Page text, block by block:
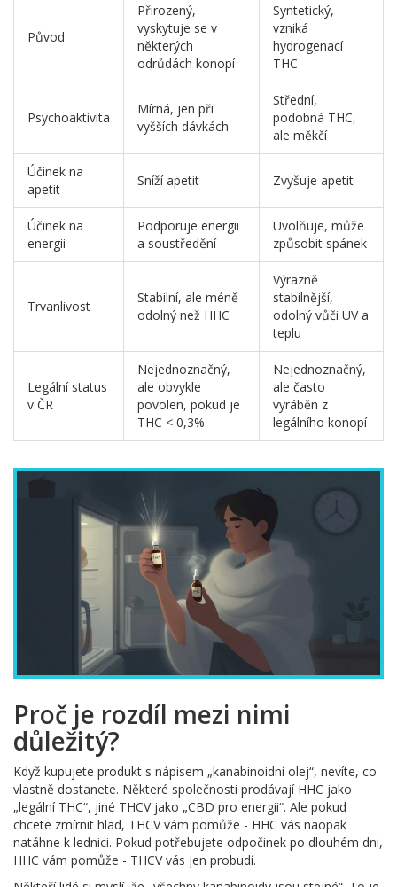
Původ
Přirozený,
vyskytuje se v
některých
odrůdách konopí
Syntetický,
vzniká
hydrogenací
THC
Psychoaktivita
Mírná, jen při
vyšších dávkách
Střední,
podobná THC,
ale měkčí
Účinek na
apetit
Sníží apetit Zvyšuje apetit
Účinek na
energii
Podporuje energii
a soustředění
Uvolňuje, může
způsobit spánek
Trvanlivost
Stabilní, ale méně
odolný než HHC
Výrazně
stabilnější,
odolný vůči UV a
teplu
Legální status
v ČR
Nejednoznačný,
ale obvykle
povolen, pokud je
THC < 0,3%
Nejednoznačný,
ale často
vyráběn z
legálního konopí
Proč je rozdíl mezi nimi
důležitý?
Když kupujete produkt s nápisem „kanabinoidní olej“, nevíte, co
vlastně dostanete. Některé společnosti prodávají HHC jako
„legální THC“, jiné THCV jako „CBD pro energii“. Ale pokud
chcete zmírnit hlad, THCV vám pomůže - HHC vás naopak
natáhne k lednici. Pokud potřebujete odpočinek po dlouhém dni,
HHC vám pomůže - THCV vás jen probudí.